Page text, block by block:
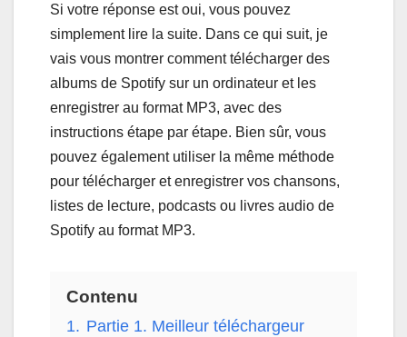
Si votre réponse est oui, vous pouvez
simplement lire la suite. Dans ce qui suit, je
vais vous montrer comment télécharger des
albums de Spotify sur un ordinateur et les
enregistrer au format MP3, avec des
instructions étape par étape. Bien sûr, vous
pouvez également utiliser la même méthode
pour télécharger et enregistrer vos chansons,
listes de lecture, podcasts ou livres audio de
Spotify au format MP3.
Contenu
1. Partie 1. Meilleur téléchargeur